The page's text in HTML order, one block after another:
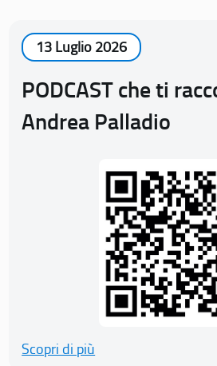
13 Luglio 2026
PODCAST che ti
Andrea Palladio
Scopri di più